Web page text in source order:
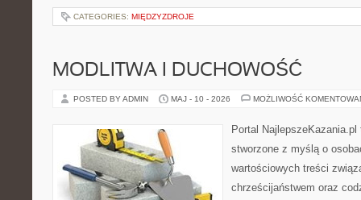
CATEGORIES: MIĘDZYZDROJE
MODLITWA I DUCHOWOŚĆ
POSTED BY ADMIN MAJ - 10 - 2026 MOŻLIWOŚĆ
Portal
stworzone z myślą o
wartościowych treści
chrześcijaństwem oraz